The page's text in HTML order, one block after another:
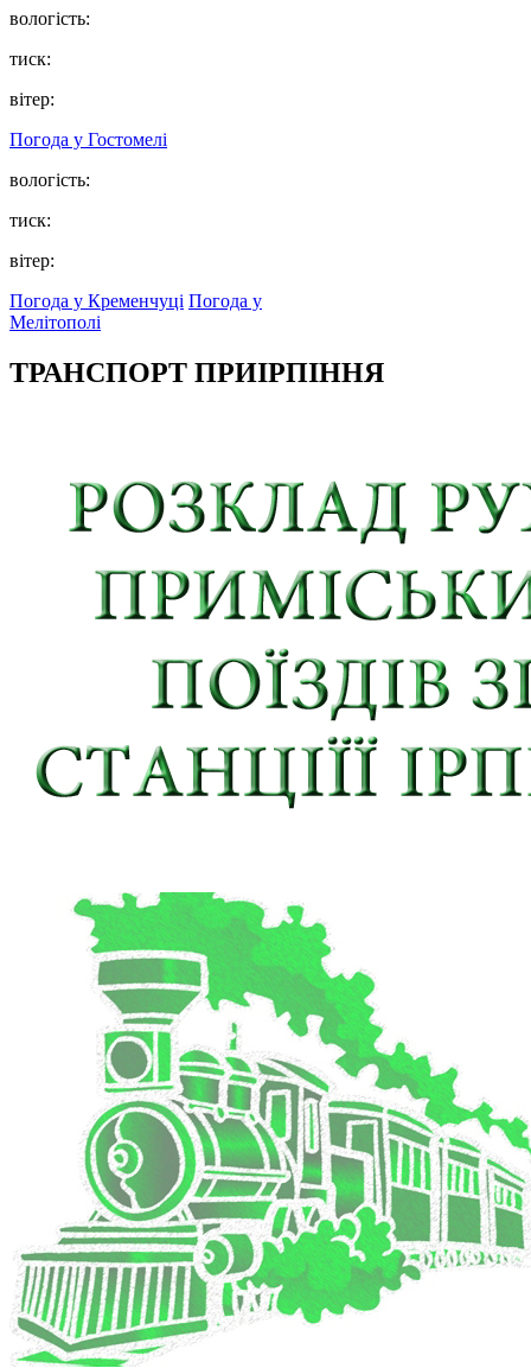
вологість:
тиск:
вітер:
Погода у Гостомелі
вологість:
тиск:
вітер:
Погода у Кременчуці Погода у
Мелітополі
ТРАНСПОРТ ПРИІРПІННЯ